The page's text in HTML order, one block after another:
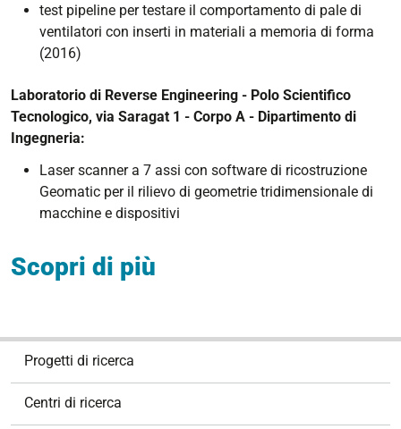
test pipeline per testare il comportamento di pale di
ventilatori con inserti in materiali a memoria di forma
(2016)
Laboratorio di Reverse Engineering - Polo Scientifico
Tecnologico, via Saragat 1 - Corpo A - Dipartimento di
Ingegneria:
Laser scanner a 7 assi con software di ricostruzione
Geomatic per il rilievo di geometrie tridimensionale di
macchine e dispositivi
Scopri di più
Progetti di ricerca
Centri di ricerca